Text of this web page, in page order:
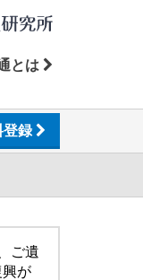
とは
登録
ご遺
が